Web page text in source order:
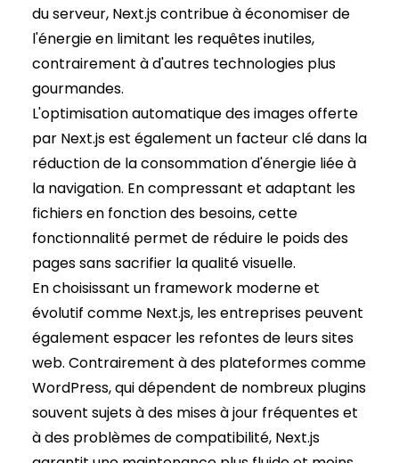
du serveur, Next.js contribue à économiser de
l'énergie en limitant les requêtes inutiles,
contrairement à d'autres technologies plus
gourmandes.
L'optimisation automatique des images offerte
par Next.js est également un facteur clé dans la
réduction de la consommation d'énergie liée à
la navigation. En compressant et adaptant les
fichiers en fonction des besoins, cette
fonctionnalité permet de réduire le poids des
pages sans sacrifier la qualité visuelle.
En choisissant un framework moderne et
évolutif comme Next.js, les entreprises peuvent
également espacer les refontes de leurs sites
web. Contrairement à des plateformes comme
WordPress, qui dépendent de nombreux plugins
souvent sujets à des mises à jour fréquentes et
à des problèmes de compatibilité, Next.js